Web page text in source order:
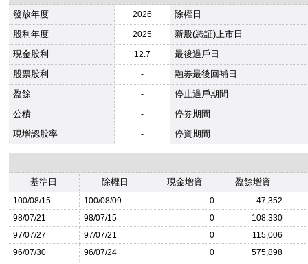
發放年度
2026
除權日
股利年度
2025
新股(憑証)上市日
現金股利
12.7
最後過戶日
股票股利
-
融券最後回補日
盈餘
-
停止過戶期間
公積
-
停券期間
現增認股率
- 停資期間
基準日 除權日 現金增資 盈餘增資
100/08/15 100/08/09 0
47,352
98/07/21
98/07/15 0
108,330
97/07/27
97/07/21 0
115,006
96/07/30
96/07/24 0
575,898